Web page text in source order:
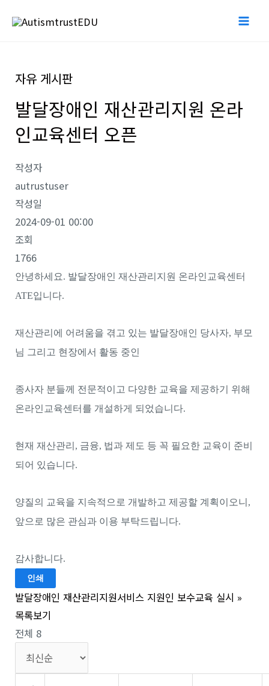
자유 게시판
발달장애인 재산관리지원 온라
인교육센터 오픈
작성자
autrustuser
작성일
2024-09-01 00:00
조회
1766
안녕하세요. 발달장애인 재산관리지원 온라인교육센터
ATE입니다.
재산관리에 어려움을 겪고 있는 발달장애인 당사자, 부모
님 그리고 현장에서 활동 중인
종사자 분들께 전문적이고 다양한 교육을 제공하기 위해
온라인교육센터를 개설하게 되었습니다.
현재 재산관리, 금융, 법과 제도 등 꼭 필요한 교육이 준비
되어 있습니다.
양질의 교육을 지속적으로 개발하고 제공할 계획이오니,
앞으로 많은 관심과 이용 부탁드립니다.
감사합니다.
인쇄
발달장애인 재산관리지원서비스 지원인 보수교육 실시 »
목록보기
전체 8